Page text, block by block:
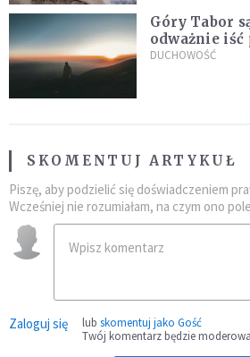
Góry Tabor
odważnie
DUCHOWOŚĆ
SKOMENTUJ ARTYKUŁ
Piszę, aby podzielić się doświadczeniem
Wcześniej nie rozumiałam, na czym ono
Zaloguj się lub skomentuj jako Gość
Twój komentarz będzie